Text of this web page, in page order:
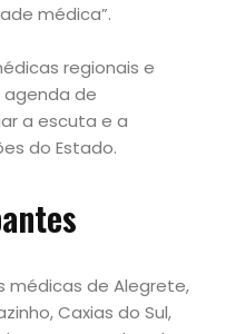
médica”.
regionais e
agenda de
a escuta e a
do Estado.
médicas de Alegrete,
Caxias do Sul,